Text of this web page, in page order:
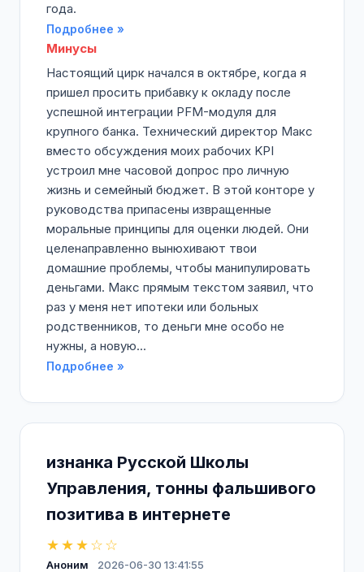
года.
Подробнее »
Минусы
Настоящий цирк начался в октябре, когда я
пришел просить прибавку к окладу после
успешной интеграции PFM-модуля для
крупного банка. Технический директор Макс
вместо обсуждения моих рабочих KPI
устроил мне часовой допрос про личную
жизнь и семейный бюджет. В этой конторе у
руководства припасены извращенные
моральные принципы для оценки людей. Они
целенаправленно вынюхивают твои
домашние проблемы, чтобы манипулировать
деньгами. Макс прямым текстом заявил, что
раз у меня нет ипотеки или больных
родственников, то деньги мне особо не
нужны, а новую...
Подробнее »
изнанка Русской Школы
Управления, тонны фальшивого
позитива в интернете
★★★☆☆
Аноним
2026-06-30 13:41:55